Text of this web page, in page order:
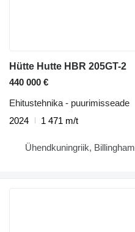
Hütte Hutte HBR 205GT-2
440 000 €
Ehitustehnika - puurimisseade
2024
1 471 m/t
Ühendkuningriik, Billingham